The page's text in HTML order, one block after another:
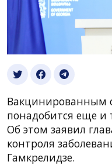
Вакцинированным
понадобится еще и
Об этом заявил
контроля
Гамкрелидзе.